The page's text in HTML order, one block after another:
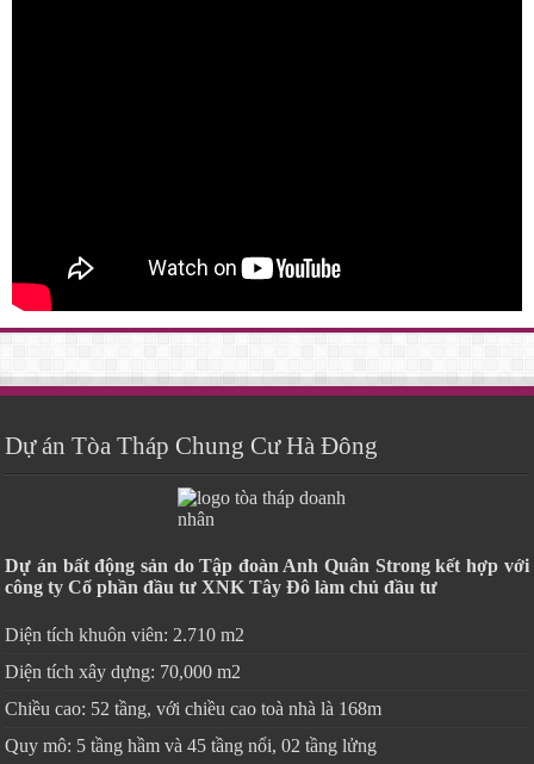
Dự án Tòa Tháp Chung Cư Hà Đông
Dự án bất động sản do Tập đoàn Anh Quân Strong kết hợp với
công ty Cổ phần đầu tư XNK Tây Đô làm chủ đầu tư
Diện tích khuôn viên: 2.710 m2
Diện tích xây dựng: 70,000 m2
Chiều cao: 52 tầng, với chiều cao toà nhà là 168m
Quy mô: 5 tầng hầm và 45 tầng nổi, 02 tầng lửng